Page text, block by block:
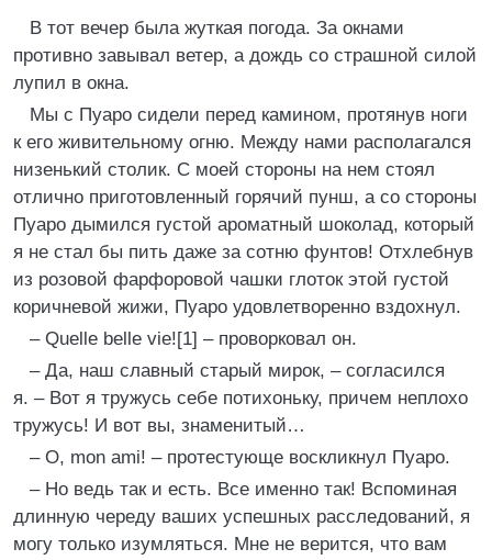
В тот вечер была жуткая погода. За окнами
противно завывал ветер, а дождь со страшной силой
лупил в окна.
Мы с Пуаро сидели перед камином, протянув ноги
к его живительному огню. Между нами располагался
низенький столик. С моей стороны на нем стоял
отлично приготовленный горячий пунш, а со стороны
Пуаро дымился густой ароматный шоколад, который
я не стал бы пить даже за сотню фунтов! Отхлебнув
из розовой фарфоровой чашки глоток этой густой
коричневой жижи, Пуаро удовлетворенно вздохнул.
– Quelle belle vie![1] – проворковал он.
– Да, наш славный старый мирок, – согласился
я. – Вот я тружусь себе потихоньку, причем неплохо
тружусь! И вот вы, знаменитый…
– О, mon ami! – протестующе воскликнул Пуаро.
– Но ведь так и есть. Все именно так! Вспоминая
длинную череду ваших успешных расследований, я
могу только изумляться. Мне не верится, что вам